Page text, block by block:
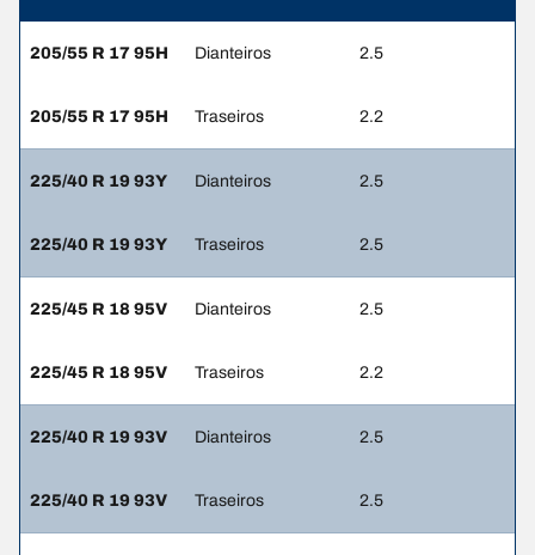
205/55 R 17 95H Dianteiros 2.5
205/55 R 17 95H Traseiros 2.2
225/40 R 19 93Y Dianteiros 2.5
225/40 R 19 93Y Traseiros 2.5
225/45 R 18 95V Dianteiros 2.5
225/45 R 18 95V Traseiros 2.2
225/40 R 19 93V Dianteiros 2.5
225/40 R 19 93V Traseiros 2.5